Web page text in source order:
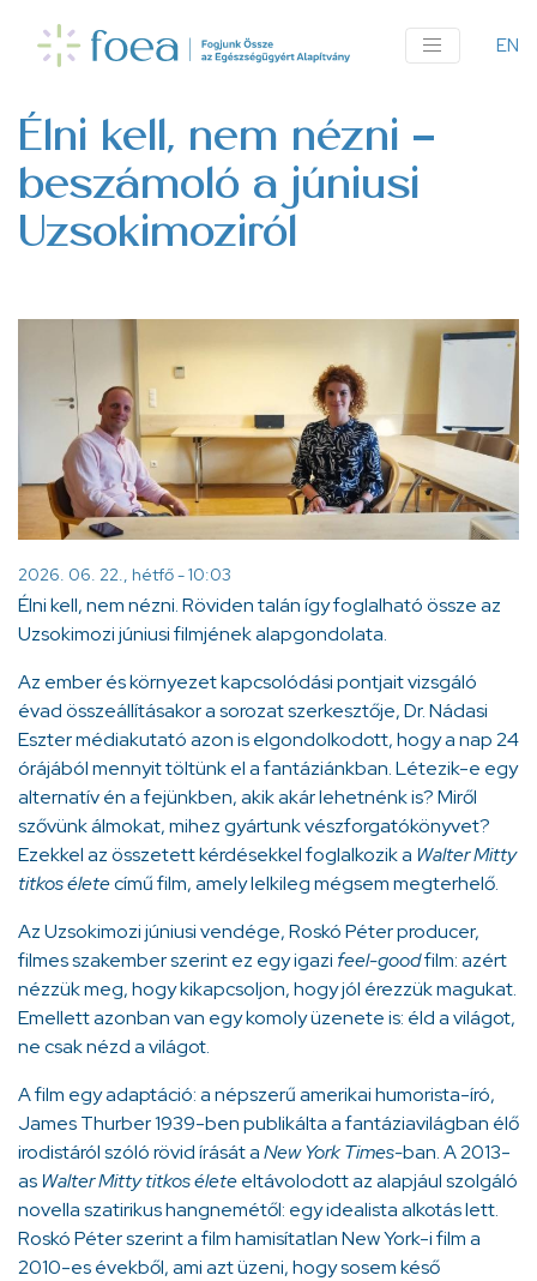
tartalomra
EN
Élni kell, nem nézni -
beszámoló a júniusi
Uzsokimoziról
2026. 06. 22., hétfő - 10:03
Élni kell, nem nézni. Röviden talán így foglalható össze az
Uzsokimozi júniusi filmjének alapgondolata.
Az ember és környezet kapcsolódási pontjait vizsgáló
évad összeállításakor a sorozat szerkesztője, Dr. Nádasi
Eszter médiakutató azon is elgondolkodott, hogy a nap 24
órájából mennyit töltünk el a fantáziánkban. Létezik-e egy
alternatív én a fejünkben, akik akár lehetnénk is? Miről
szővünk álmokat, mihez gyártunk vészforgatókönyvet?
Ezekkel az összetett kérdésekkel foglalkozik a Walter Mitty
titkos életecímű film, amely lelkileg mégsem megterhelő.
Az Uzsokimozi júniusi vendége, Roskó Péter producer,
filmes szakember szerint ez egy igazi feel-goodfilm: azért
nézzük meg, hogy kikapcsoljon, hogy jól érezzük magukat.
Emellett azonban van egy komoly üzenete is: éld a világot,
ne csak nézd a világot.
A film egy adaptáció: a népszerű amerikai humorista-író,
James Thurber 1939-ben publikálta a fantáziavilágban élő
irodistáról szóló rövid írását aNew York Times-ban. A 2013-
as Walter Mitty titkos életeeltávolodott az alapjául szolgáló
novella szatirikus hangnemétől: egy idealista alkotás lett.
Roskó Péter szerint a film hamisítatlan New York-i film a
2010-es évekből, ami azt üzeni, hogy sosem késő